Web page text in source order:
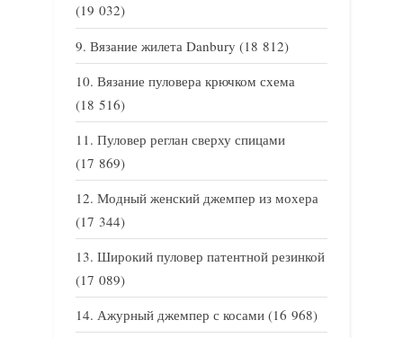
(19 032)
Вязание жилета Danbury (18 812)
Вязание пуловера крючком схема
(18 516)
Пуловер реглан сверху спицами
(17 869)
Модный женский джемпер из мохера
(17 344)
Широкий пуловер патентной резинкой
(17 089)
Ажурный джемпер с косами (16 968)